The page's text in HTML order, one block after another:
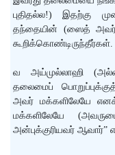
புதிதல்ல!) இதற்கு
தந்தையின் (ஸைத்
கூறிக்கொண்டிருந்தீர்கள்.
வ அய்முல்லாஹி
தலைமைப்
அவர் மக்களிலேயே
மக்களிலேயே
அன்புக்குரியவர்